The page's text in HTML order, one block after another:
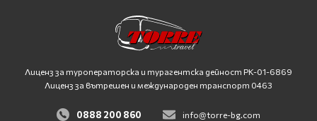
Лиценз за туроператорска и турагентска дейност PK-01-6869
Лиценз за вътрешен и международен транспорт 0463
0888 200 860 info@torre-bg.com